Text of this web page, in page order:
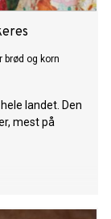
brød og korn
landet. Den
mest på